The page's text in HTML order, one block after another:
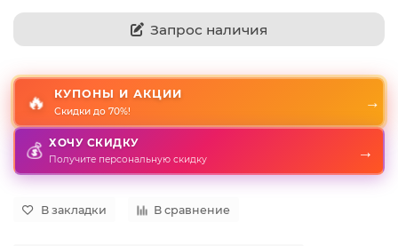
Запрос наличия
🔥 КУПОНЫ И АКЦИИ
Скидки до 70%!
→
💰 ХОЧУ СКИДКУ
Получите персональную скидку →
В закладки В сравнение